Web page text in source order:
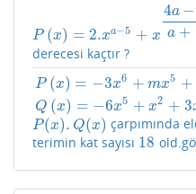
P (x) = 2.xa−5 + x
4a −
a +
P(x)=2. xa −5+x4a− 3a +1 +7
derecesi kaçtır ?
P (x) = −3x6 + mx5 +
Q (x) = −6x5 + x2 + 3
)= −3 + m Q −
P(x). Q(x)
P(x).Q( x) çarpımında
terimin kat sayısı 18
18